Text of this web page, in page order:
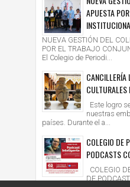
APUESTA
NUEVA GESTIÓN DEL
POR EL TRABAJO
El Colegio de Periodi...
CANCILLERÍA
Este logro
nuestras
países. Durante el a...
COLEGIO DE
PODCASTS
COLEGIO
DE